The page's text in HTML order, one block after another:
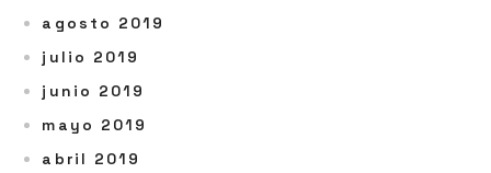
agosto 2019
julio 2019
junio 2019
mayo 2019
abril 2019